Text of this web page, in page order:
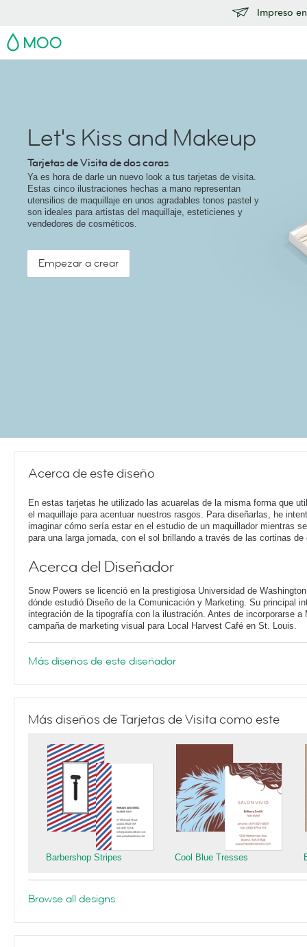
Impreso
MOO
Let's Kiss and Makeup
Tarjetas de Visita de dos caras
Ya es hora de darle un nuevo look a tus tarjetas de visita.
Estas cinco ilustraciones hechas a mano representan
utensilios de maquillaje en unos agradables tonos pastel y
son ideales para artistas del maquillaje, esteticienes y
vendedores de cosméticos.
Empezar a crear
Acerca de este diseño
En estas tarjetas he utilizado las acuarelas de la misma forma que
el maquillaje para acentuar nuestros rasgos. Para diseñarlas, he
imaginar cómo sería estar en el estudio de un maquillador mientras
para una larga jornada, con el sol brillando a través de las cortinas de
Acerca del Diseñador
Snow Powers se licenció en la prestigiosa Universidad de
dónde estudió Diseño de la Comunicación y Marketing. Su principal
integración de la tipografía con la ilustración. Antes de incorporarse a
campaña de marketing visual para Local Harvest Café en St. Louis.
Más diseños de este diseñador
Más diseños de Tarjetas de Visita como este
Barbershop Stripes Cool Blue Tresses
Browse all designs